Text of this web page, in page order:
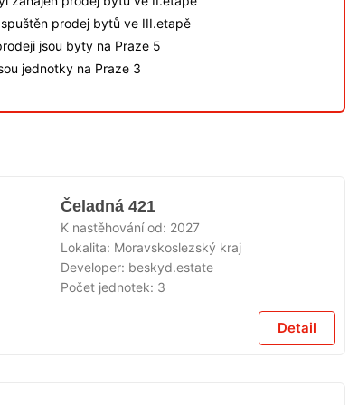
prodej bytů ve III.etapě
jsou byty na Praze 5
jednotky na Praze 3
Čeladná 421
K nastěhování od: 2027
Lokalita: Moravskoslezský kraj
Developer: beskyd.estate
Počet jednotek: 3
Detail